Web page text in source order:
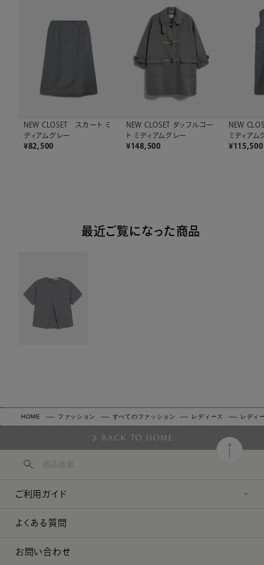
NEW CLOSET スカート ミ
ディアムグレー
¥82,500
NEW CLOSET ダッフルコー
ト ミディアムグレー
¥148,500
NEW
ミディアム
¥115,500
最近ご覧になった商品
HOME ファッション すべてのファッション レディース レディ
BACK TO HOME
ご利用ガイド
よくある質問
お問い合わせ